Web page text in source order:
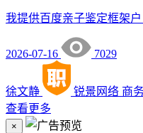
我提供百度亲子鉴定框架
2026-07-16 7029
徐文静 锐景网络 商
查看更多
×